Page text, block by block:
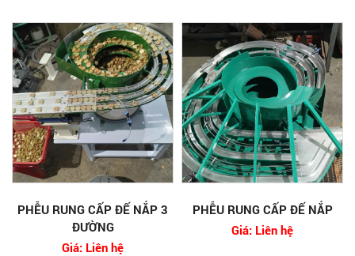
PHỄU RUNG CẤP ĐẾ NẮP 3
ĐƯỜNG
Giá: Liên hệ
PHỄU RUNG CẤP ĐẾ NẮP
Giá: Liên hệ